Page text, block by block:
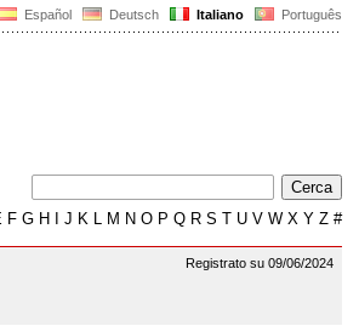
Español Deutsch Italiano Português
F G H J K L M N O P Q R S T U V W X Y Z #
Registrato su 09/06/2024